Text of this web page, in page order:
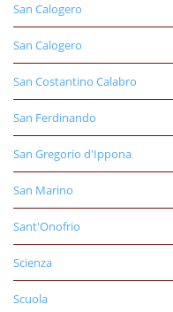
San Calogero
San Calogero
San Costantino Calabro
San Ferdinando
San Gregorio d'Ippona
San Marino
Sant'Onofrio
Scienza
Scuola